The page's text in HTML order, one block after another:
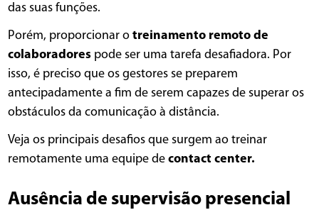
das suas funções.
Porém, proporcionar otreinamento remoto de
colaboradores pode ser uma tarefa desafiadora. Por
isso, é preciso que os gestores se preparem
antecipadamente a fim de serem capazes de superar os
obstáculos da comunicação à distância.
Veja os principais desafios que surgem ao treinar
remotamente uma equipe decontact center.
Ausência de supervisão presencial